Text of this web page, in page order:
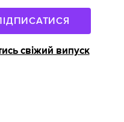
свіжий випуск